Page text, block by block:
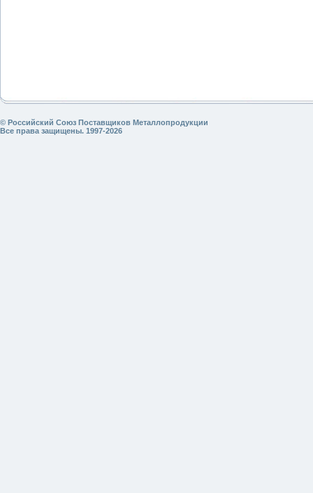
© Российский Союз Поставщиков Металлопродукции
Все права защищены. 1997-2026